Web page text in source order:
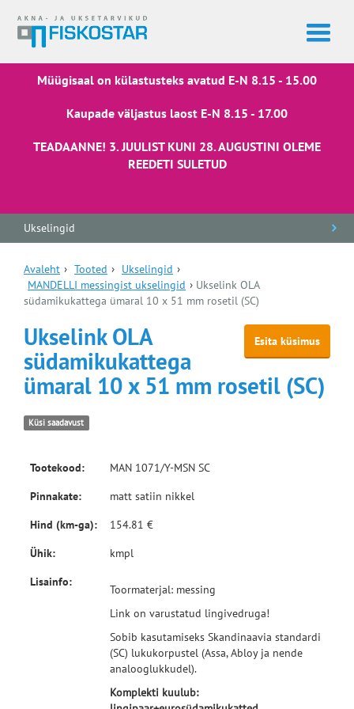
Müügisaal on külastusteks avatud E-N 8.15 - 15.00
Kaupade väljastus laost E-N 8.15 - 17.00
TEADAANNE! 3. JUULIST KUNI 28. AUGUSTINI OLEME
REEDETI SULETUD
Ukselingid
Avaleht › Tooted › Ukselingid ›
MANDELLI messingist ukselingid › Ukselink OLA
südamikukattega ümaral 10 x 51 mm rosetil (SC)
Esita küsimus
Ukselink OLA
südamikukattega
ümaral 10 x 51 mm rosetil (SC)
Küsi saadavust
Tootekood:
MAN 1071/Y-MSN SC
Pinnakate:
matt satiin nikkel
Hind (km-ga):
154.81 €
Ühik:
kmpl
Lisainfo:
Toormaterjal: messing
Link on varustatud lingivedruga!
Sobib kasutamiseks Skandinaavia standardi
(SC) lukukorpustel (Assa, Abloy ja nende
analooglukkudel).
Komplekti kuulub: